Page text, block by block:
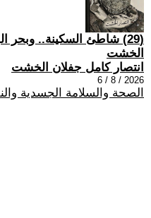
(29) شاطئ السكينة.. وبحر
الخشت
انتصار كامل جفلان الخشت
2026 / 8 / 6
الصحة والسلامة الجسدية